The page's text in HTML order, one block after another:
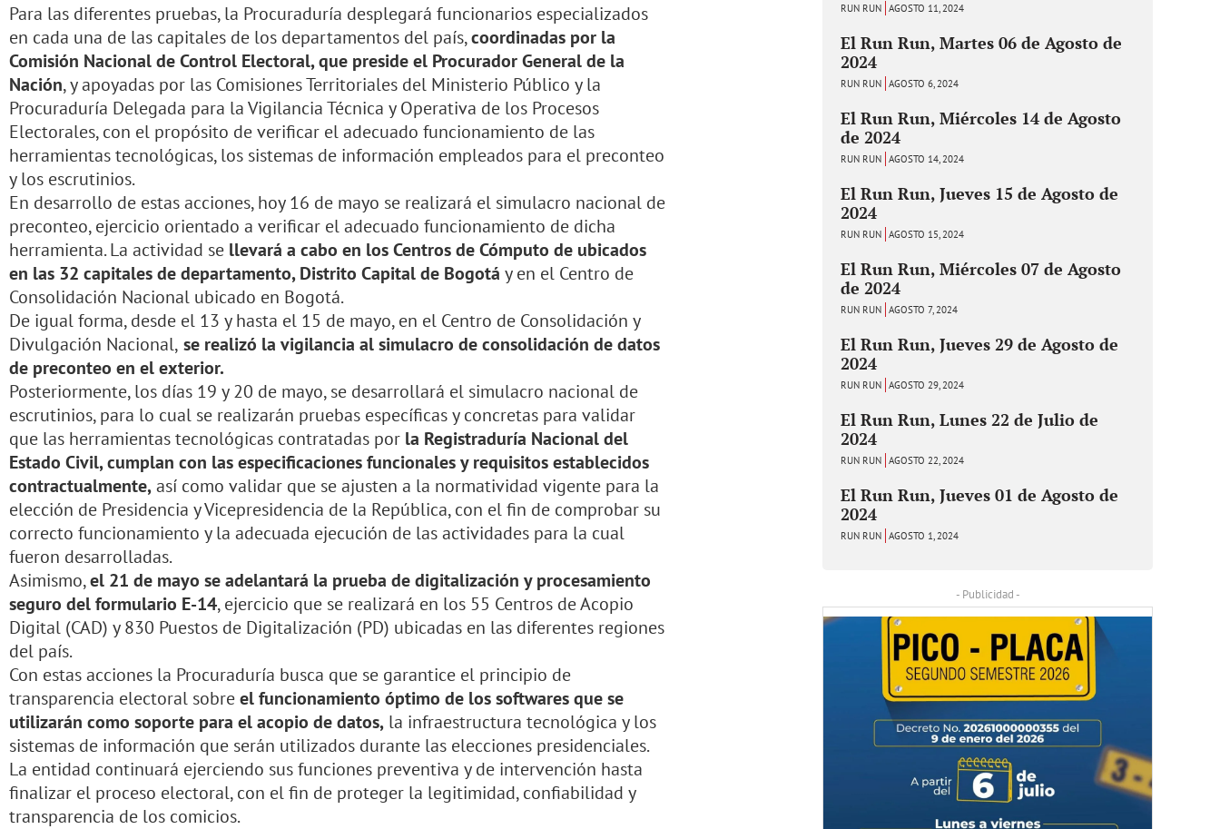
Para las diferentes pruebas, la Procuraduría desplegará funcionarios especializados
en cada una de las capitales de los departamentos del país,coordinadas por la
Comisión Nacional de Control Electoral, que preside el Procurador General de la
Nación, y apoyadas por las Comisiones Territoriales del Ministerio Público y la
Procuraduría Delegada para la Vigilancia Técnica y Operativa de los Procesos
Electorales, con el propósito de verificar el adecuado funcionamiento de las
herramientas tecnológicas, los sistemas de información empleados para el preconteo
y los escrutinios.
En desarrollo de estas acciones, hoy 16 de mayo se realizará el simulacro nacional de
preconteo, ejercicio orientado a verificar el adecuado funcionamiento de dicha
herramienta. La actividad se llevará a cabo en los Centros de Cómputo de ubicados
en las 32 capitales de departamento, Distrito Capital de Bogotá y en el Centro de
Consolidación Nacional ubicado en Bogotá.
De igual forma, desde el 13 y hasta el 15 de mayo, en el Centro de Consolidación y
Divulgación Nacional, se realizó la vigilancia al simulacro de consolidación de datos
de preconteo en el exterior.
Posteriormente, los días 19 y 20 de mayo, se desarrollará el simulacro nacional de
escrutinios, para lo cual se realizarán pruebas específicas y concretas para validar
que las herramientas tecnológicas contratadas por la Registraduría Nacional del
Estado Civil, cumplan con las especificaciones funcionales y requisitos establecidos
contractualmente,así como validar que se ajusten a la normatividad vigente para la
elección de Presidencia y Vicepresidencia de la República, con el fin de comprobar su
correcto funcionamiento y la adecuada ejecución de las actividades para la cual
fueron desarrolladas.
Asimismo,el 21 de mayo se adelantará la prueba de digitalización y procesamiento
seguro del formulario E-14, ejercicio que se realizará en los 55 Centros de Acopio
Digital (CAD) y 830 Puestos de Digitalización (PD) ubicadas en las diferentes regiones
del país.
Con estas acciones la Procuraduría busca que se garantice el principio de
transparencia electoral sobreel funcionamiento óptimo de los softwares que se
utilizarán como soporte para el acopio de datos, la infraestructura tecnológica y los
sistemas de información que serán utilizados durante las elecciones presidenciales.
La entidad continuará ejerciendo sus funciones preventiva y de intervención hasta
finalizar el proceso electoral, con el fin de proteger la legitimidad, confiabilidad y
transparencia de los comicios.
RUN RUN AGOSTO 11, 2024
El Run Run, Martes 06 de Agosto de
2024
RUN RUN AGOSTO 6, 2024
El Run Run, Miércoles 14 de Agosto
de 2024
RUN RUN AGOSTO 14, 2024
El Run Run, Jueves 15 de Agosto de
2024
RUN RUN AGOSTO 15, 2024
El Run Run, Miércoles 07 de Agosto
de 2024
RUN RUN AGOSTO 7, 2024
El Run Run, Jueves 29 de Agosto de
2024
RUN RUN AGOSTO 29, 2024
El Run Run, Lunes 22 de Julio de
2024
RUN RUN AGOSTO 22, 2024
El Run Run, Jueves 01 de Agosto de
2024
RUN RUN AGOSTO 1, 2024
- Publicidad -